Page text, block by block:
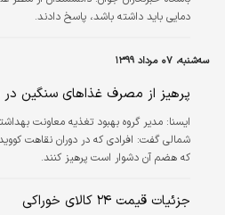
دمایی باید داشته باشد، پاسخ دادند.
سه‌شنبه، ۰۷ مرداد ۱۳۹۹
پرهیز از مصرف غذاهای سنگین در
ايسنا: مدیر گروه بهبود تغذیه معاونت
که هضم آن دشوار است پرهیز کنند.
جزئیات قیمت ۲۴ کالای خوراکی